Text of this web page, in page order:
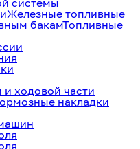
системы
Железные топливные
бакамТопливные
и ходовой части
накладки